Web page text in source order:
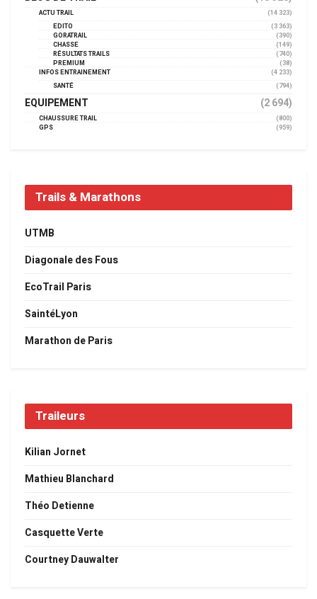
ACTU TRAIL
(14 323)
EDITO
(3 363)
GORATRAIL
(390)
CHASSE
(149)
RÉSULTATS TRAILS
(740)
PREMIUM
(38)
INFOS ENTRAINEMENT
(4 233)
SANTÉ
(794)
EQUIPEMENT (2 694)
CHAUSSURE TRAIL
(800)
GPS
(959)
Trails & Marathons
UTMB
Diagonale des Fous
EcoTrail Paris
SaintéLyon
Marathon de Paris
Traileurs
Kilian Jornet
Mathieu Blanchard
Théo Detienne
Casquette Verte
Courtney Dauwalter